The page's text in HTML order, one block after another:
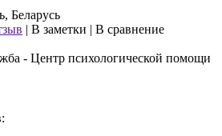
Беларусь
| В заметки | В сравнение